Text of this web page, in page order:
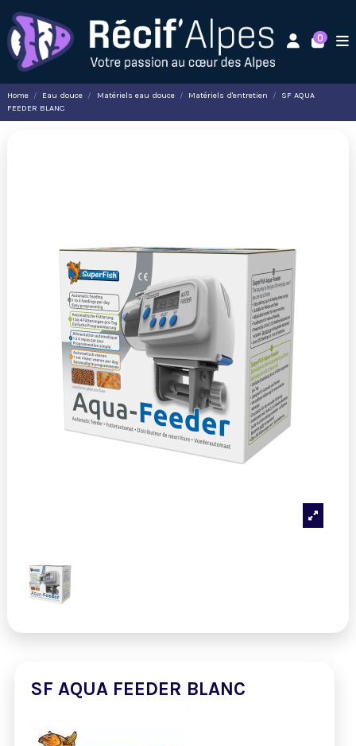
0
Home Eau douce Matériels eau douce Matériels d'entretien
SF AQUA
FEEDER BLANC
SF AQUA FEEDER BLANC